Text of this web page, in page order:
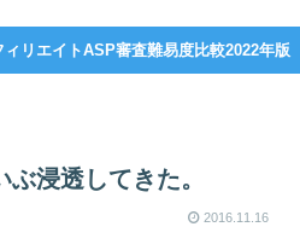
ィリエイトASP審査難易度比較2022年版
浸透してきた。
2016.11.16